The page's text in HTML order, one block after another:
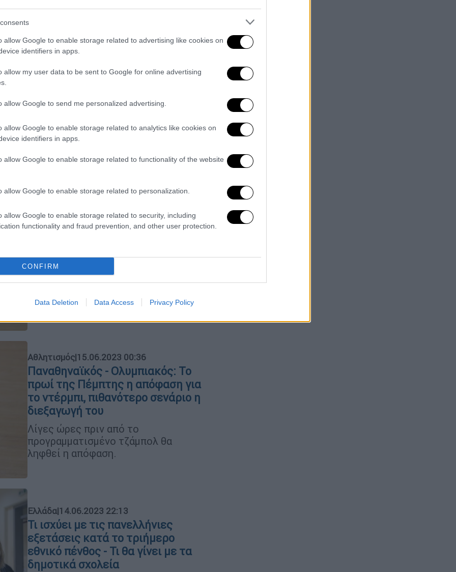
allow Google to enable storage related to advertising like cookies on
identifiers in apps.
allow my user data to be sent to Google for online advertising
allow Google to send me personalized advertising.
allow Google to enable storage related to analytics like cookies on
identifiers in apps.
allow Google to enable storage related to functionality of the website
allow Google to enable storage related to personalization.
allow Google to enable storage related to security, including
functionality and fraud prevention, and other user protection.
CONFIRM
Data Deletion Data Access Privacy Policy
Κόσμος|30.12.2024 08:51
Ιανουαρίου 2025 για τον θάνατο
Είχε τιμηθεί και με το Νόμπελ
Ειρήνης
Παναθηναϊκός - Ολυμπιακός:
ναυάγιου της Πύλου
Στο ΟΑΚΑ οι παίκτες των δύο
αδικοχαμένων στο ναυάγιο της Πύλου
Αθλητισμός|15.06.2023 00:36
Παναθηναϊκός - Ολυμπιακός: Το
πρωί της Πέμπτης η απόφαση για
το ντέρμπι, πιθανότερο σενάριο η
διεξαγωγή του
Λίγες ώρες πριν από το
προγραμματισμένο τζάμπολ θα
ληφθεί η απόφαση.
Ελλάδα|14.06.2023 22:13
Τι ισχύει με τις πανελλήνιες
εξετάσεις κατά το τριήμερο
εθνικό πένθος - Τι θα γίνει με τα
δημοτικά σχολεία